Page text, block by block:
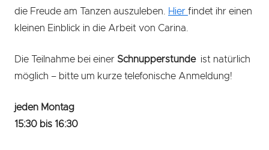
die Freude am Tanzen auszuleben.
Hier findet ihr einen
kleinen Einblick in die Arbeit von Carina.
Die Teilnahme bei einer Schnupperstundeist natürlich
möglich – bitte um kurze telefonische Anmeldung!
jeden Montag
15:30 bis 16:30